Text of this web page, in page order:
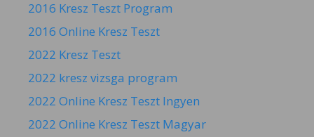
2016 Kresz Teszt Program
2016 Online Kresz Teszt
2022 Kresz Teszt
2022 kresz vizsga program
2022 Online Kresz Teszt Ingyen
2022 Online Kresz Teszt Magyar